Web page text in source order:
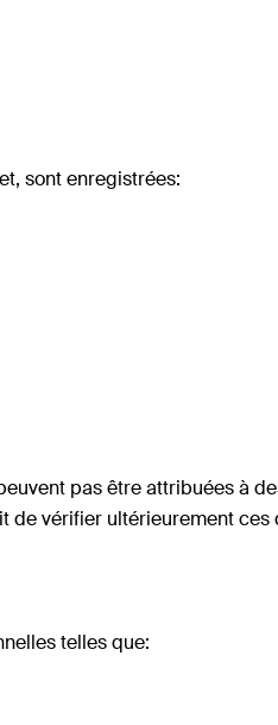
sont enregistrées:
pas être attribuées à
vérifier ultérieurement ces
telles que: